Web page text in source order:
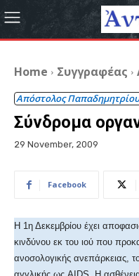
Home Συγγραφέας
Απόστολος Παπαδημητρίου
Σύνδρομα
29 November, 2009
Facebook
Η 1η Δεκεμβρίου έχει
κινδύνου εκ του ιού που
ανοσολογικής ανεπάρκειας,